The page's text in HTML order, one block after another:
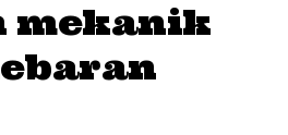
mekanik